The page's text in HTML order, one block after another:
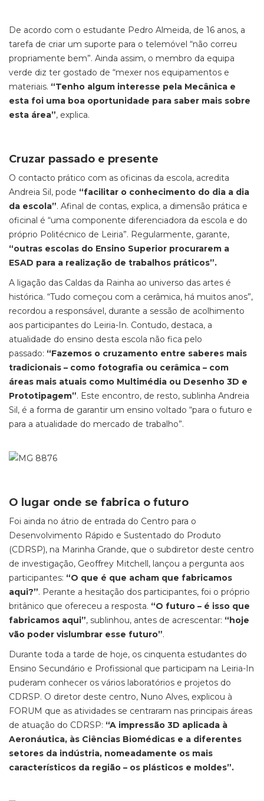
De acordo com o estudante Pedro Almeida, de 16 anos, a
tarefa de criar um suporte para o telemóvel “não correu
propriamente bem”. Ainda assim, o membro da equipa
verde diz ter gostado de “mexer nos equipamentos e
materiais. “Tenho algum interesse pela Mecânica e
esta foi uma boa oportunidade para saber mais sobre
esta área”, explica.
Cruzar passado e presente
O contacto prático com as oficinas da escola, acredita
Andreia Sil, pode “facilitar o conhecimento do dia a dia
da escola”. Afinal de contas, explica, a dimensão prática e
oficinal é “uma componente diferenciadora da escola e do
próprio Politécnico de Leiria”. Regularmente, garante,
“outras escolas do Ensino Superior procurarem a
ESAD para a realização de trabalhos práticos”.
A ligação das Caldas da Rainha ao universo das artes é
histórica. “Tudo começou com a cerâmica, há muitos anos”,
recordou a responsável, durante a sessão de acolhimento
aos participantes do Leiria-In. Contudo, destaca, a
atualidade do ensino desta escola não fica pelo
passado: “Fazemos o cruzamento entre saberes mais
tradicionais – como fotografia ou cerâmica – com
áreas mais atuais como Multimédia ou Desenho 3D e
Prototipagem”. Este encontro, de resto, sublinha Andreia
Sil, é a forma de garantir um ensino voltado “para o futuro e
para a atualidade do mercado de trabalho”.
O lugar onde se fabrica o futuro
Foi ainda no átrio de entrada do Centro para o
Desenvolvimento Rápido e Sustentado do Produto
(CDRSP), na Marinha Grande, que o subdiretor deste centro
de investigação, Geoffrey Mitchell, lançou a pergunta aos
participantes: “O que é que acham que fabricamos
aqui?”. Perante a hesitação dos participantes, foi o próprio
britânico que ofereceu a resposta. “O futuro – é isso que
fabricamos aqui”, sublinhou, antes de acrescentar: “hoje
vão poder vislumbrar esse futuro”.
Durante toda a tarde de hoje, os cinquenta estudantes do
Ensino Secundário e Profissional que participam na Leiria-In
puderam conhecer os vários laboratórios e projetos do
CDRSP. O diretor deste centro, Nuno Alves, explicou à
FORUM que as atividades se centraram nas principais áreas
de atuação do CDRSP: “A impressão 3D aplicada à
Aeronáutica, às Ciências Biomédicas e a diferentes
setores da indústria, nomeadamente os mais
característicos da região – os plásticos e moldes”.